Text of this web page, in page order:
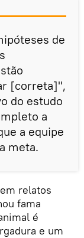
de
[correta]",
do estudo
a
a equipe
meta.
relatos
fama
é
e um